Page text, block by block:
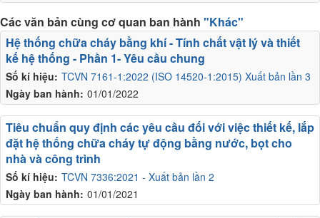
Các văn bản cùng cơ quan ban hành "Khác"
Số kí hiệu: TCVN 7161-1:2022 (ISO 14520-1:2015) Xuất bản lần 3
Ngày ban hành: 01/01/2022
Hệ thống chữa cháy bằng khí - Tính chất vật lý và thiết
kế hệ thống - Phần 1- Yêu cầu chung
Số kí hiệu: TCVN 7336:2021 - Xuất bản lần 2
Ngày ban hành: 01/01/2021
Tiêu chuẩn quy định các yêu cầu đối với việc thiết kế, lắp
đặt hệ thống chữa cháy tự động bằng nước, bọt cho
nhà và công trình